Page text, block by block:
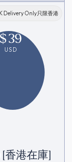
Delivery Only只限香港
$39
USD
香港在庫]